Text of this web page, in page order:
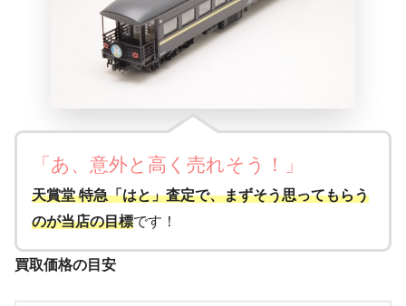
「あ、意外と高く売れそう ！ 」
天賞堂 特急「はと」査定で、まずそう思ってもらう
のが当店の目標です！
買取価格の目安